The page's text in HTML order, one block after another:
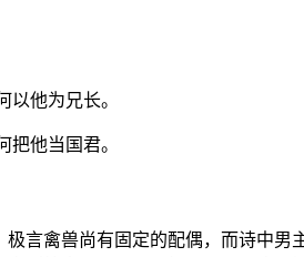
他为兄长。
他当国君。
言禽兽尚有固定的配偶，而诗中男